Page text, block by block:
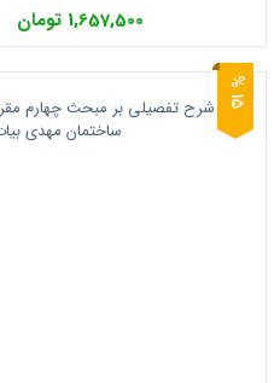
1,657,500 تومان
1
5
%